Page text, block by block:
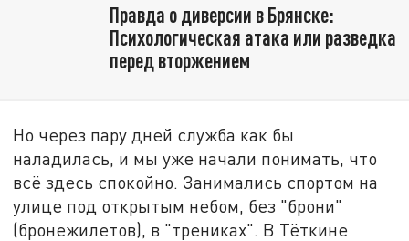
Правда о диверсии в Брянске:
Психологическая атака или разведка
перед вторжением
Но через пару дней служба как бы
наладилась, и мы уже начали понимать, что
всё здесь спокойно. Занимались спортом на
улице под открытым небом, без "брони"
(бронежилетов), в "трениках". В Тёткине